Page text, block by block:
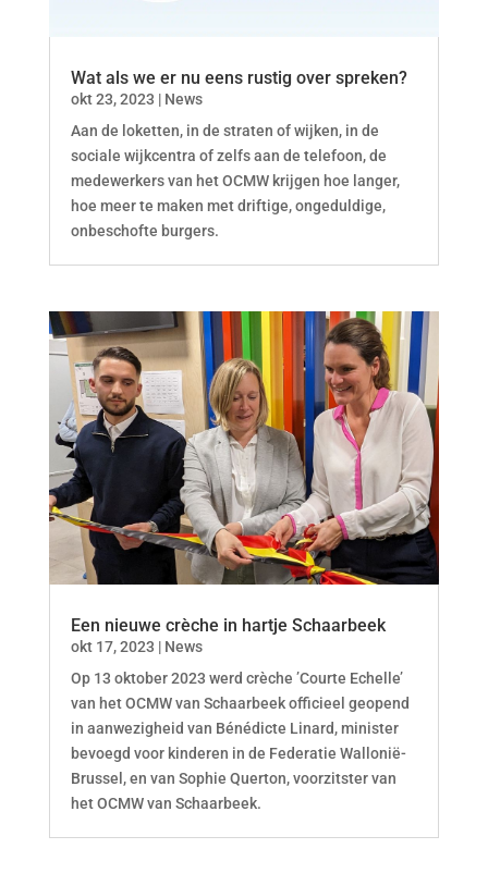
Wat als we er nu eens rustig over spreken?
okt 23, 2023 | News
Aan de loketten, in de straten of wijken, in de
sociale wijkcentra of zelfs aan de telefoon, de
medewerkers van het OCMW krijgen hoe langer,
hoe meer te maken met driftige, ongeduldige,
onbeschofte burgers.
Een nieuwe crèche in hartje Schaarbeek
okt 17, 2023 | News
Op 13 oktober 2023 werd crèche ’Courte Echelle’
van het OCMW van Schaarbeek officieel geopend
in aanwezigheid van Bénédicte Linard, minister
bevoegd voor kinderen in de Federatie Wallonië-
Brussel, en van Sophie Querton, voorzitster van
het OCMW van Schaarbeek.